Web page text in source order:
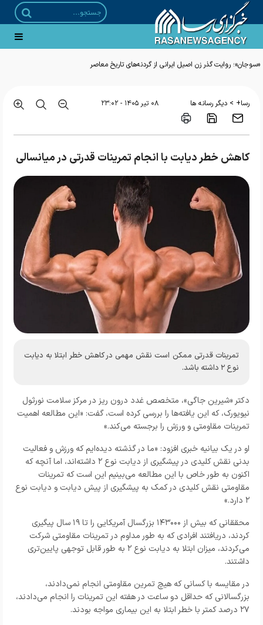
رسا+ > دیگر رسانه ها ۰۸ تير ۱۴۰۵ - ۲۳:۰۲
کاهش خطر دیابت با انجام تمرینات قدرتی در میانسالی
تمرینات قدرتی ممکن است نقش مهمی در کاهش خطر ابتلا به دیابت
نوع ۲ داشته باشد.
دکتر «شیرین جاگی»، متخصص غدد درون ریز در مرکز سلامت نورثول
نیویورک، که این یافته‌ها را بررسی کرده است، گفت: «این مطالعه اهمیت
تمرینات مقاومتی و ورزش را برجسته می‌کند.»
او در یک بیانیه خبری افزود: «ما در گذشته دیده‌ایم که ورزش و فعالیت
بدنی نقش کلیدی در پیشگیری از دیابت نوع ۲ داشته‌اند، اما آنچه که
اکنون به طور خاص با این مطالعه می‌بینیم این است که تمرینات
مقاومتی نقش کلیدی در کمک به پیشگیری از پیش دیابت و دیابت نوع
۲ دارد.»
محققانی که بیش از ۱۴۳۰۰۰ بزرگسال آمریکایی را تا ۱۹ سال پیگیری
کردند، دریافتند افرادی که به طور مداوم در تمرینات مقاومتی شرکت
می‌کردند، میزان ابتلا به دیابت نوع ۲ به طور قابل توجهی پایین‌تری
داشتند.
در مقایسه با کسانی که هیچ تمرین مقاومتی انجام نمی‌دادند،
بزرگسالانی که حداقل دو ساعت در هفته این تمرینات را انجام می‌دادند،
۲۷ درصد کمتر با خطر ابتلا به این بیماری مواجه بودند.